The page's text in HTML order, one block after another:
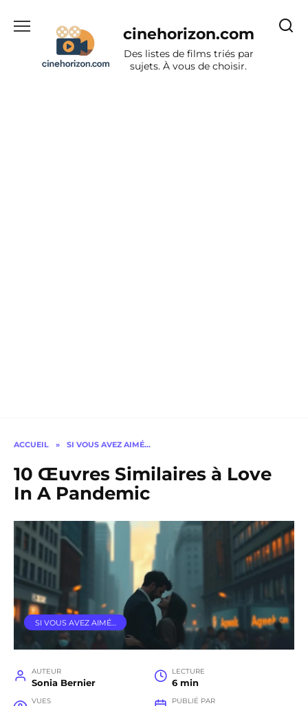
cinehorizon.com
Des listes de films triés par
sujets. À vous de choisir.
ACCUEIL » SI VOUS AVEZ AIMÉ…
10 Œuvres Similaires à Love
In A Pandemic
SI VOUS AVEZ AIMÉ…
AUTEUR
Sonia Bernier
LECTURE
6 min
VUES PUBLIÉ PAR